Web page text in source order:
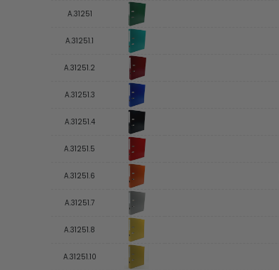
A.31251
A.31251.1
A.31251.2
A.31251.3
A.31251.4
A.31251.5
A.31251.6
A.31251.7
A.31251.8
A.31251.10